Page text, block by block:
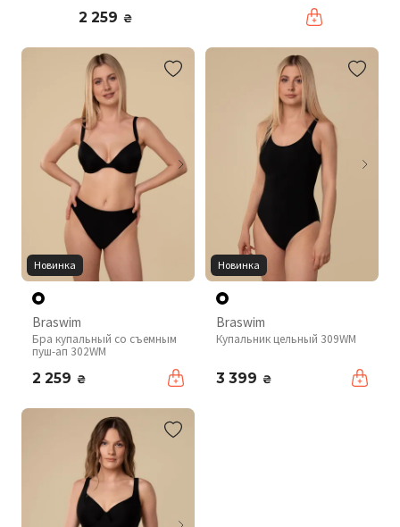
2 259 ₴
Новинка
Braswim
Бра купальный со съемным
пуш-ап 302WM
2 259 ₴
Новинка
Braswim
Купальник цельный 309WM
3 399 ₴